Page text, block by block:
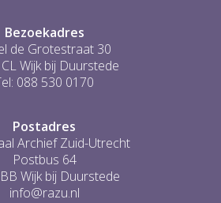
Bezoekadres
de Grotestraat 30
Wijk bij Duurstede
088 530 0170
Postadres
Archief Zuid-Utrecht
Postbus 64
Wijk bij Duurstede
info@razu.nl